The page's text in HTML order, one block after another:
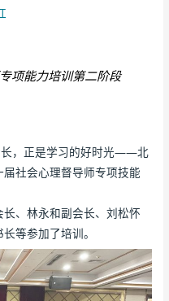
项能力培训第二阶段
长，正是学习的好时光——北
社会心理督导师专项技能
、林永和副会长、刘松怀
等参加了培训。